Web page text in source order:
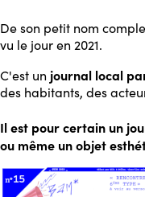
De son petit nom
vu le jour en 2021.
C'est un journal local
des habitants, des
Il est pour certain un
ou même un objet